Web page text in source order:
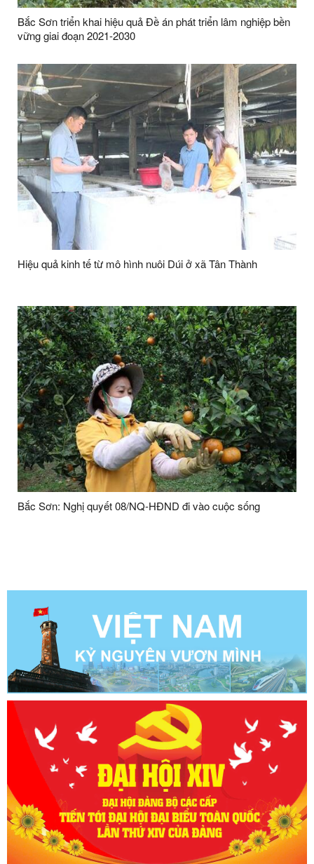
Bắc Sơn triển khai hiệu quả Đề án phát triển lâm nghiệp bền
vững giai đoạn 2021-2030
Hiệu quả kinh tế từ mô hình nuôi Dúi ở xã Tân Thành
Bắc Sơn: Nghị quyết 08/NQ-HĐND đi vào cuộc sống